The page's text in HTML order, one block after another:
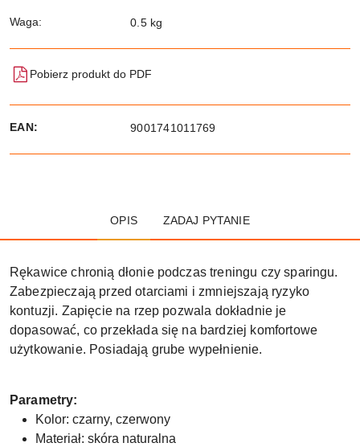
Waga: 0.5 kg
Pobierz produkt do PDF
EAN: 9001741011769
OPIS ZADAJ PYTANIE
Rękawice chronią dłonie podczas treningu czy sparingu.
Zabezpieczają przed otarciami i zmniejszają ryzyko
kontuzji. Zapięcie na rzep pozwala dokładnie je
dopasować, co przekłada się na bardziej komfortowe
użytkowanie. Posiadają grube wypełnienie.
Parametry:
Kolor: czarny, czerwony
Materiał: skóra naturalna